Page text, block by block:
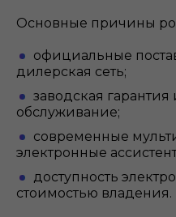
Основные причины
официальные
дилерская сеть;
заводская
обслуживание;
современные
электронные
доступность
стоимостью владения.